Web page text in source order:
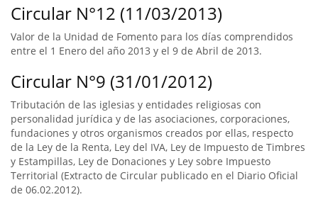
Circular N°12 (11/03/2013)
Valor de la Unidad de Fomento para los días comprendidos
entre el 1 Enero del año 2013 y el 9 de Abril de 2013.
Circular N°9 (31/01/2012)
Tributación de las iglesias y entidades religiosas con
personalidad jurídica y de las asociaciones, corporaciones,
fundaciones y otros organismos creados por ellas, respecto
de la Ley de la Renta, Ley del IVA, Ley de Impuesto de Timbres
y Estampillas, Ley de Donaciones y Ley sobre Impuesto
Territorial (Extracto de Circular publicado en el Diario Oficial
de 06.02.2012).